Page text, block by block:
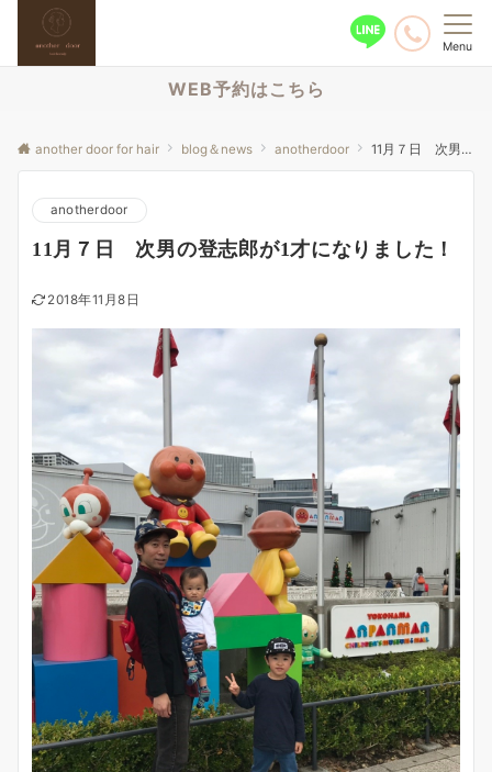
Menu
WEB予約はこちら
another door for hair blog＆news anotherdoor 11月７日 次男の登志郎が1才になりました！
anotherdoor
11月７日 次男の登志郎が1才になりました！
2018年11月8日